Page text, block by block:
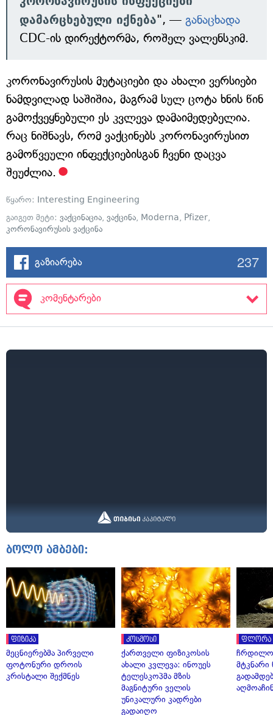
დამარცხებული იქნება", — განაცხადა
CDC-ის დირექტორმა, როშელ ვალენსკიმ.
კორონავირუსის მუტაციები და ახალი ვერსიები
ნამდვილად საშიშია, მაგრამ სულ ცოტა ხნის წინ
გამოქვეყნებული ეს კვლევა დამაიმედებელია.
რაც ნიშნავს, რომ ვაქცინებს კორონავირუსით
გამოწვეული ინფექციებისგან ჩვენი დაცვა
შეუძლია.
წყარო: Interesting Engineering
გაიგეთ მეტი: ვაქცინაცია, ვაქცინა, Moderna, Pfizer,
კორონავირუსის ვაქცინა
გაზიარება 237
კომენტარები
ბოლო ამბები:
ფიზიკა
მეცნიერებმა პირველი
ფოტონური დროის
კრისტალი შექმნეს
კოსმოსი
ქართველი ფიზიკოსის
ახალი კვლევა: ინოუეს
ტელესკოპმა მზის
მაგნიტური ველის
უნიკალური კადრები
გადაიღო
ფლორა
მტკნარი